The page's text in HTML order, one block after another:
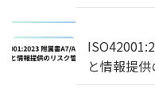
と情報提